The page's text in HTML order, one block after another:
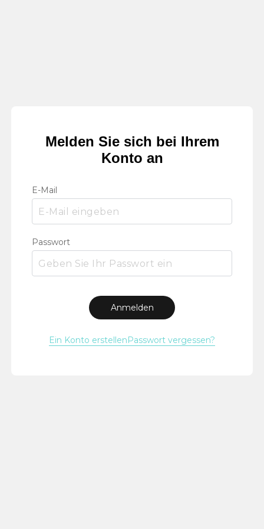
Melden Sie sich bei Ihrem
Konto an
E-Mail
Passwort
Anmelden
Ein Konto erstellenPasswort vergessen?